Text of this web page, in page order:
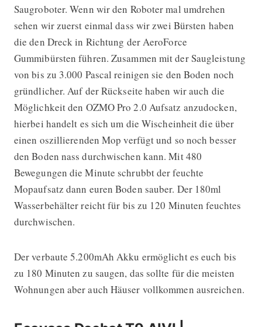
Saugroboter. Wenn wir den Roboter mal umdrehen
sehen wir zuerst einmal dass wir zwei Bürsten haben
die den Dreck in Richtung der AeroForce
Gummibürsten führen. Zusammen mit der Saugleistung
von bis zu 3.000 Pascal reinigen sie den Boden noch
gründlicher. Auf der Rückseite haben wir auch die
Möglichkeit den OZMO Pro 2.0 Aufsatz anzudocken,
hierbei handelt es sich um die Wischeinheit die über
einen oszillierenden Mop verfügt und so noch besser
den Boden nass durchwischen kann. Mit 480
Bewegungen die Minute schrubbt der feuchte
Mopaufsatz dann euren Boden sauber. Der 180ml
Wasserbehälter reicht für bis zu 120 Minuten feuchtes
durchwischen.
Der verbaute 5.200mAh Akku ermöglicht es euch bis
zu 180 Minuten zu saugen, das sollte für die meisten
Wohnungen aber auch Häuser vollkommen ausreichen.